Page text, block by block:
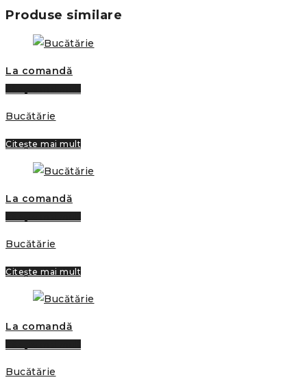
Produse similare
La comandă
Bucătărie
Citește mai mult
La comandă
Bucătărie
Citește mai mult
La comandă
Bucătărie